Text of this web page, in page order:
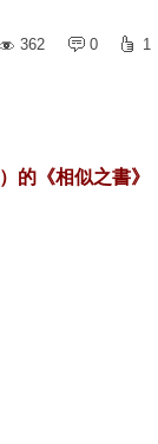
362
0 1
）的《相似之書》